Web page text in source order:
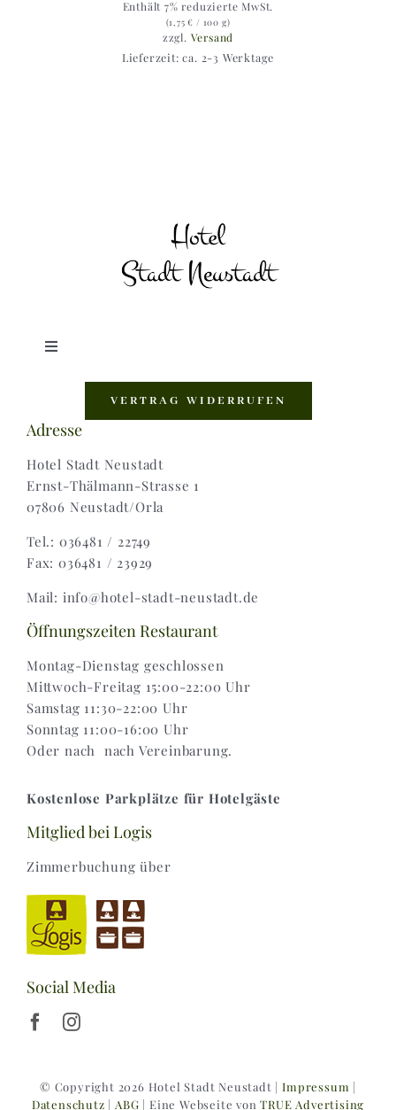
Enthält 7% reduzierte MwSt.
(1,75€ / 100 g)
zzgl. Versand
Lieferzeit: ca. 2-3 Werktage
Toggle
Zahlungsweisen |
Widerruf |
Versand & Lieferung
VERTRAG WIDERRUFEN
Adresse
Hotel Stadt Neustadt
Ernst-Thälmann-Strasse 1
07806 Neustadt/Orla
Tel.: 036481 / 22749
Fax: 036481 / 23929
Mail: info@hotel-stadt-neustadt.de
Öffnungszeiten Restaurant
Montag-Dienstag geschlossen
Mittwoch-Freitag 15:00-22:00 Uhr
Samstag 11:30-22:00 Uhr
Sonntag 11:00-16:00 Uhr
Oder nach nach Vereinbarung.
Kostenlose Parkplätze für Hotelgäste
Mitglied bei Logis
Zimmerbuchung über
Social Media
© Copyright 2026 Hotel Stadt Neustadt |Impressum |
Datenschutz |ABG | Eine Webseite vonTRUE Advertising